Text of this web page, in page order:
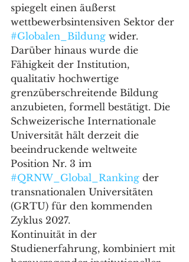
spiegelt einen äußerst
wettbewerbsintensiven Sektor der
#Globalen_Bildung wider.
Darüber hinaus wurde die
Fähigkeit der Institution,
qualitativ hochwertige
grenzüberschreitende Bildung
anzubieten, formell bestätigt. Die
Schweizerische Internationale
Universität hält derzeit die
beeindruckende weltweite
Position Nr. 3 im
#QRNW_Global_Ranking der
transnationalen Universitäten
(GRTU) für den kommenden
Zyklus 2027.
Kontinuität in der
Studienerfahrung, kombiniert mit